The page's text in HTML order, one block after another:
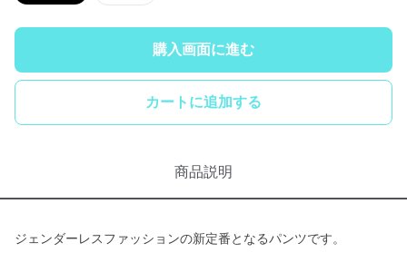
購入画面に進む
カートに追加する
商品説明
ジェンダーレスファッションの新定番となるパンツです。